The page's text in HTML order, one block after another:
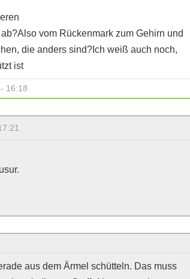
vom Rückenmark zum Gehirn und
die anders sind?Ich weiß auch noch,
ist
16:18
aus dem Ärmel schütteln. Das muss